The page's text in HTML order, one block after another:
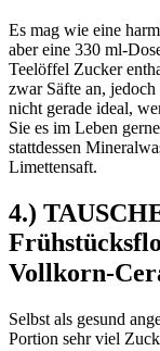
Es mag wie eine
aber eine 330 ml-
Teelöffel Zucker
zwar Säfte an,
nicht gerade ideal,
Sie es im Leben
stattdessen
Limettensaft.
4.)
Vollkorn-
Selbst als gesund
Portion sehr viel